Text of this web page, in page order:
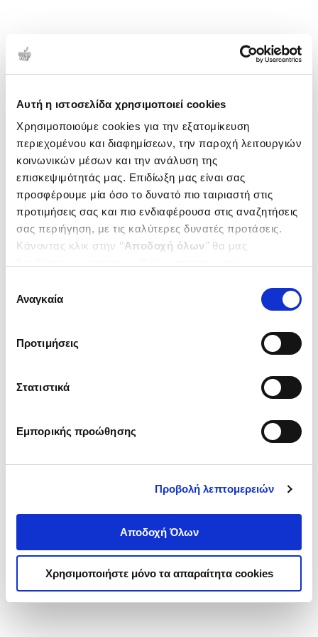
Αυτή η ιστοσελίδα χρησιμοποιεί cookies
Χρησιμοποιούμε cookies για την εξατομίκευση
περιεχομένου και διαφημίσεων, την παροχή λειτουργιών
κοινωνικών μέσων και την ανάλυση της
επισκεψιμότητάς μας. Επιδίωξη μας είναι σας
προσφέρουμε μία όσο το δυνατό πιο ταιριαστή στις
προτιμήσεις σας και πιο ενδιαφέρουσα στις αναζητήσεις
σας περιήγηση, με τις καλύτερες δυνατές προτάσεις.
Κάνοντας κλικ στην ‘’Αποδοχή όλων’’ θα μας
ενδιαφέρουν και να επιλέξετε από τα παρακάτω με την
΄΄και να ενημερωθείτε σχετικά με
συγκατάθεσης
Αναγκαία
Προτιμήσεις
Στατιστικά
Εμπορικής προώθησης
Προβολή λεπτομερειών
Αποδοχή Όλων
Χρησιμοποιήστε μόνο τα απαραίτητα cookies